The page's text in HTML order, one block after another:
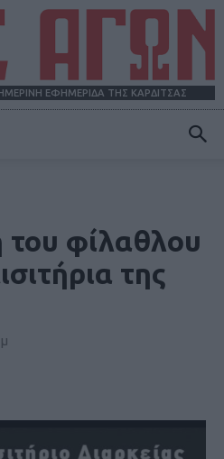
ΕΦΗΜΕΡΙΔΑ ΤΗΣ ΚΑΡΔΙΤΣΑΣ
του φίλαθλου
της